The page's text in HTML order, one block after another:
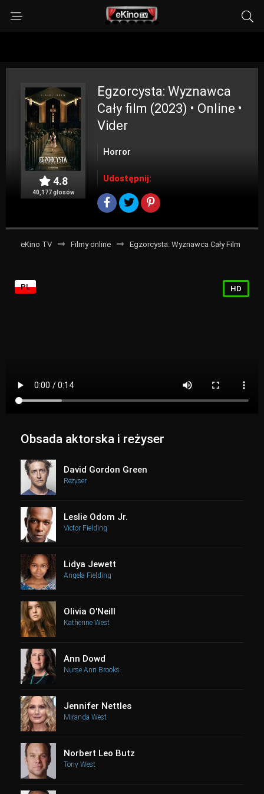
4.8
40,177 głosów
Egzorcysta: Wyznawca
Cały film (2023) • Online •
Vider
Horror
Udostępnij:
eKino TV Filmy online Egzorcysta: Wyznawca Cały Film
PL HD
Obsada aktorska i reżyser
David Gordon Green
Reżyser
Leslie Odom Jr.
Victor Fielding
Lidya Jewett
Angela Fielding
Olivia O'Neill
Katherine West
Ann Dowd
Nurse Ann Brooks
Jennifer Nettles
Miranda West
Norbert Leo Butz
Tony West